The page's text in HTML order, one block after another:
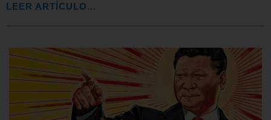
LEER ARTÍCULO...